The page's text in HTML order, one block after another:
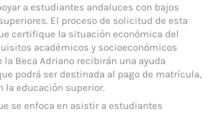
a estudiantes andaluces con bajos
El proceso de solicitud de esta
certifique la situación económica del
académicos y socioeconómicos
Beca Adriano recibirán una ayuda
podrá ser destinada al pago de matrícula,
la educación superior.
se enfoca en asistir a estudiantes